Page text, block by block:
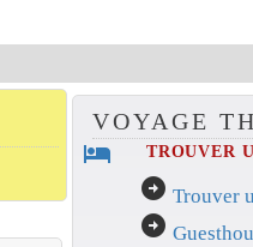
VOYAGE
hotel TROUVER
arrow_circle_right Trouver
arrow_circle_right